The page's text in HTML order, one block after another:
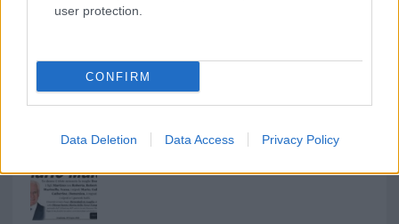
user protection.
CONFIRM
Data Deletion Data Access Privacy Policy
NECROLOGIE